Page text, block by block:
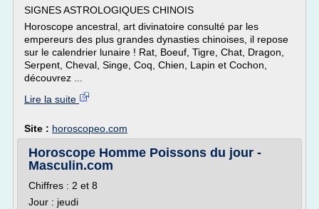
SIGNES ASTROLOGIQUES CHINOIS
Horoscope ancestral, art divinatoire consulté par les
empereurs des plus grandes dynasties chinoises, il repose
sur le calendrier lunaire ! Rat, Boeuf, Tigre, Chat, Dragon,
Serpent, Cheval, Singe, Coq, Chien, Lapin et Cochon,
découvrez ...
Lire la suite
Site : horoscopeo.com
Horoscope Homme Poissons du jour -
Masculin.com
Chiffres : 2 et 8
Jour : jeudi